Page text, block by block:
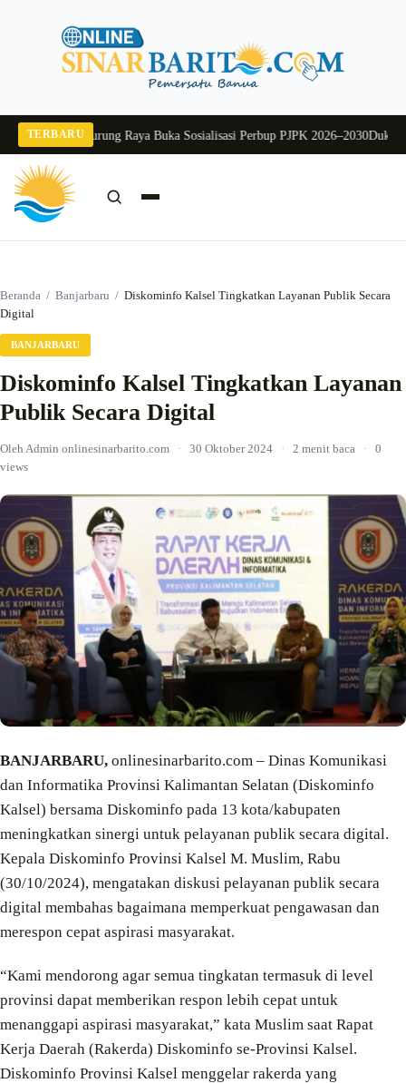
TERBARU
Pj Sekda Murung Raya Buka Sosialisasi Perbup PJPK 2026–2030Dukung
Beranda / Banjarbaru / Diskominfo Kalsel Tingkatkan Layanan Publik Secara
Digital
BANJARBARU
Diskominfo Kalsel Tingkatkan Layanan
Publik Secara Digital
Oleh Admin onlinesinarbarito.com · 30 Oktober 2024 · 2 menit baca ·
0
views
BANJARBARU, onlinesinarbarito.com – Dinas Komunikasi
dan Informatika Provinsi Kalimantan Selatan (Diskominfo
Kalsel) bersama Diskominfo pada 13 kota/kabupaten
meningkatkan sinergi untuk pelayanan publik secara digital.
Kepala Diskominfo Provinsi Kalsel M. Muslim, Rabu
(30/10/2024), mengatakan diskusi pelayanan publik secara
digital membahas bagaimana memperkuat pengawasan dan
merespon cepat aspirasi masyarakat.
“Kami mendorong agar semua tingkatan termasuk di level
provinsi dapat memberikan respon lebih cepat untuk
menanggapi aspirasi masyarakat,” kata Muslim saat Rapat
Kerja Daerah (Rakerda) Diskominfo se-Provinsi Kalsel.
Diskominfo Provinsi Kalsel menggelar rakerda yang